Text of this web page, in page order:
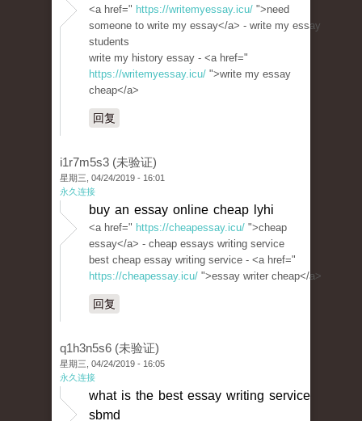
<a href=" https://writemyessay.icu/ ">need
someone to write my essay</a> - write my essay
students
write my history essay - <a href="
https://writemyessay.icu/ ">write my essay
cheap</a>
回复
i1r7m5s3 (未验证)
星期三, 04/24/2019 - 16:01
永久连接
buy an essay online cheap lyhi
<a href=" https://cheapessay.icu/ ">cheap
essay</a> - cheap essays writing service
best cheap essay writing service - <a href="
https://cheapessay.icu/ ">essay writer cheap</a>
回复
q1h3n5s6 (未验证)
星期三, 04/24/2019 - 16:05
永久连接
what is the best essay writing service
sbmd